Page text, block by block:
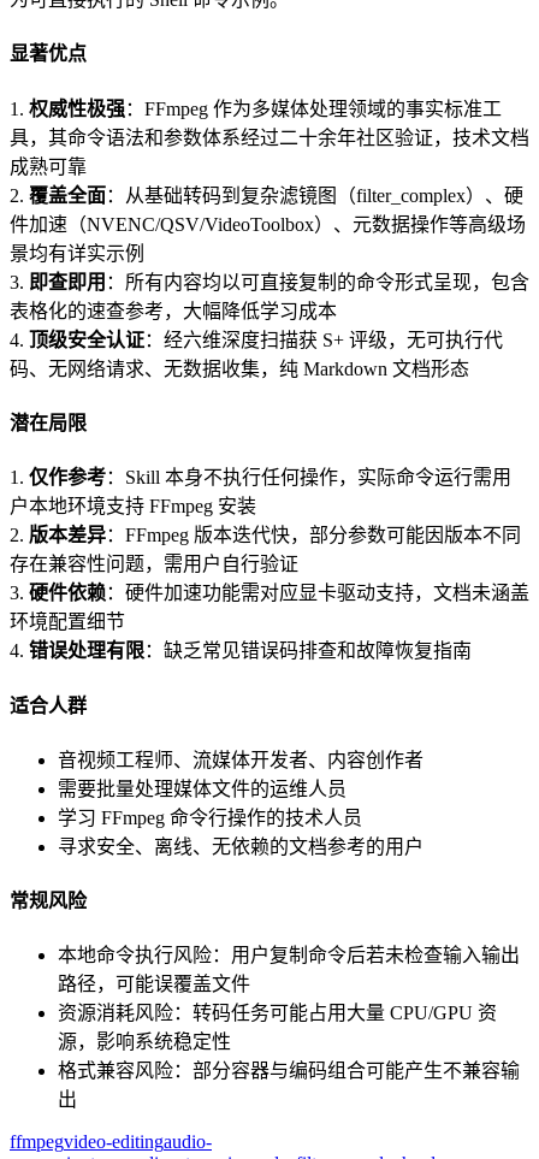
显著优点
1. 权威性极强：FFmpeg 作为多媒体处理领域的事实标准工
具，其命令语法和参数体系经过二十余年社区验证，技术文档
成熟可靠
2. 覆盖全面：从基础转码到复杂滤镜图（filter_complex）、硬
件加速（NVENC/QSV/VideoToolbox）、元数据操作等高级场
景均有详实示例
3. 即查即用 ：所有内容均以可直接复制的命令形式呈现，包含
表格化的速查参考，大幅降低学习成本
4. 顶级安全认证：经六维深度扫描获 S+ 评级，无可执行代
码、无网络请求、无数据收集，纯 Markdown 文档形态
潜在局限
1. 仅作参考：Skill 本身不执行任何操作，实际命令运行需用
户本地环境支持 FFmpeg 安装
2. 版本差异：FFmpeg 版本迭代快，部分参数可能因版本不同
存在兼容性问题，需用户自行验证
3. 硬件依赖：硬件加速功能需对应显卡驱动支持，文档未涵盖
环境配置细节
4. 错误处理有限：缺乏常见错误码排查和故障恢复指南
适合人群
音视频工程师、流媒体开发者、内容创作者
需要批量处理媒体文件的运维人员
学习 FFmpeg 命令行操作的技术人员
寻求安全、离线、无依赖的文档参考的用户
常规风险
本地命令执行风险：用户复制命令后若未检查输入输出
路径，可能误覆盖文件
资源消耗风险：转码任务可能占用大量 CPU/GPU 资
源，影响系统稳定性
格式兼容风险：部分容器与编码组合可能产生不兼容输
出
ffmpegvideo-editingaudio-